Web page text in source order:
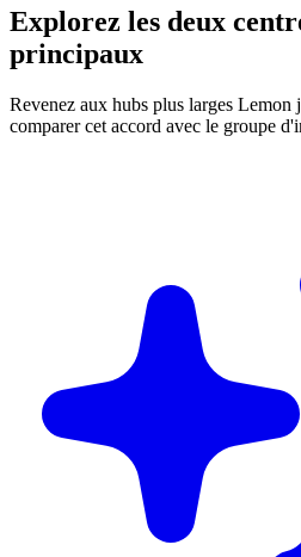
Explorez les deux
principaux
Revenez aux hubs plus larges
comparer cet accord avec le groupe